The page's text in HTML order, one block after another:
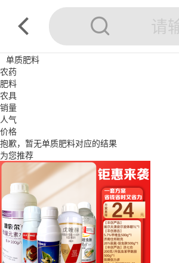
单质肥料
农药
肥料
农具
销量
人气
价格
抱歉，暂无单质肥料对应的结果
为您推荐